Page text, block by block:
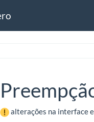
alterações na interface